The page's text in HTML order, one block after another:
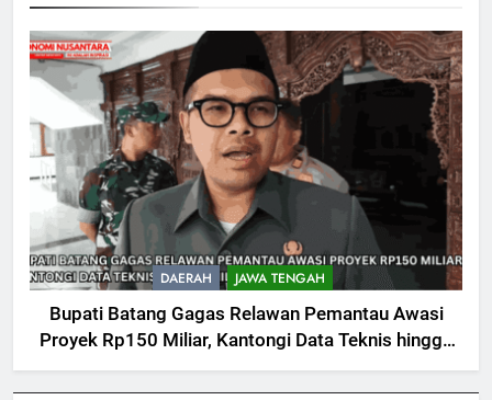
DAERAH JAWA TENGAH
Bupati Batang Gagas Relawan Pemantau Awasi
Proyek Rp150 Miliar, Kantongi Data Teknis hingga
Nilai